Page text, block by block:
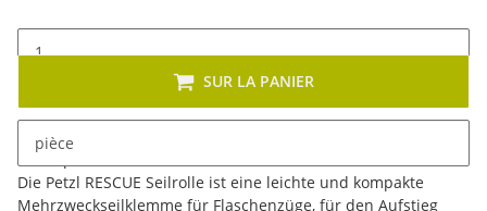
pièce
SUR LA PANIER
Description
Die Petzl RESCUE Seilrolle ist eine leichte und kompakte
Mehrzweckseilklemme für Flaschenzüge, für den Aufstieg